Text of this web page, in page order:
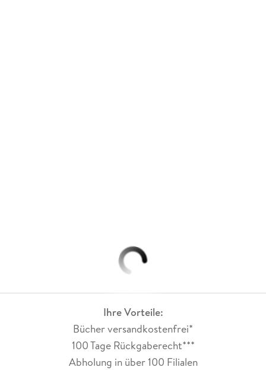
Ihre Vorteile:
Bücher versandkostenfrei*
100 Tage Rückgaberecht***
Abholung in über 100 Filialen